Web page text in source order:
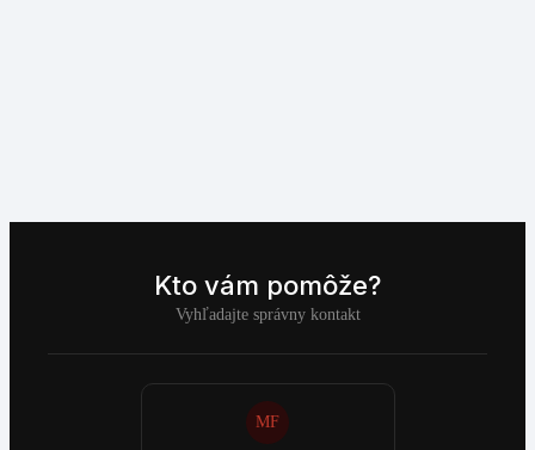
Kto vám pomôže?
Vyhľadajte správny kontakt
MF